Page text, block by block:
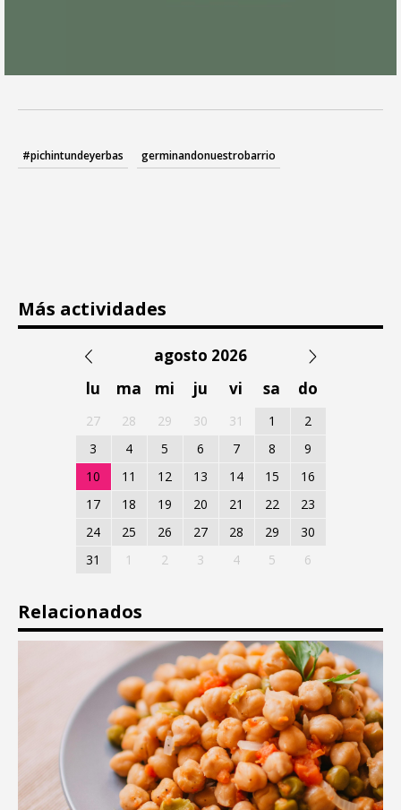
#pichintundeyerbas germinandonuestrobarrio
Más actividades
agosto 2026
lu
ma mi ju vi sa do
27 28 29 30 31 1
2
3
4 5 6 7 8
9
10
11 12 13 14 15
16
17
18 19 20 21 22
23
24
25 26 27 28 29
30
31
1 2 3 4 5 6
Relacionados